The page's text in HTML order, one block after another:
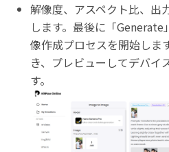
解像度、アスペクト比、出
します。最後に「
像作成プロセスを開始しま
き、プレビューしてデバイ
す。